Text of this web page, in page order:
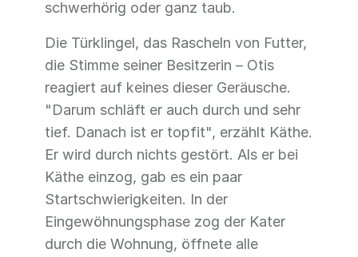
schwerhörig oder ganz taub.
Die Türklingel, das Rascheln von Futter,
die Stimme seiner Besitzerin – Otis
reagiert auf keines dieser Geräusche.
"Darum schläft er auch durch und sehr
tief. Danach ist er topfit", erzählt Käthe.
Er wird durch nichts gestört. Als er bei
Käthe einzog, gab es ein paar
Startschwierigkeiten. In der
Eingewöhnungsphase zog der Kater
durch die Wohnung, öffnete alle